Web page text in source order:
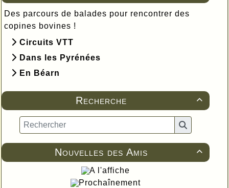
Des parcours de balades pour rencontrer des
copines bovines !
Circuits VTT
Dans les Pyrénées
En Béarn

Recherche

Nouvelles des Amis
A l'affiche
Prochaînement